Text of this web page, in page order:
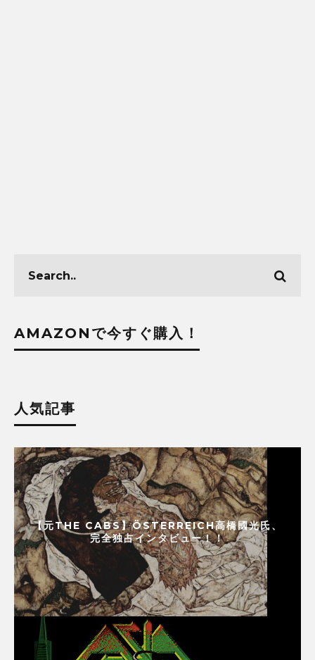
AMAZONで今すぐ購入！
人気記事
【元THE CABS】ÖSTERREICH高橋國光氏、
完全独占インタビュー！！